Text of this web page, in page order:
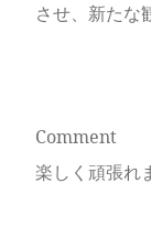
させ、新たな
Comment
楽しく頑張れ